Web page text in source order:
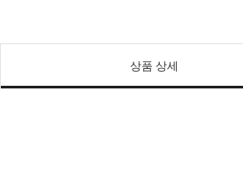
상품 상세